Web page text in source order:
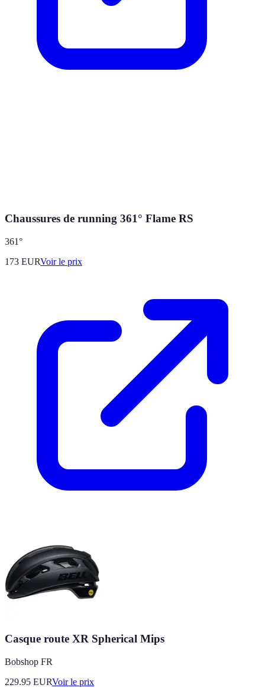
Chaussures de running 361° Flame RS
361°
173 EURVoir le prix
Casque route XR Spherical Mips
Bobshop FR
229.95 EURVoir le prix